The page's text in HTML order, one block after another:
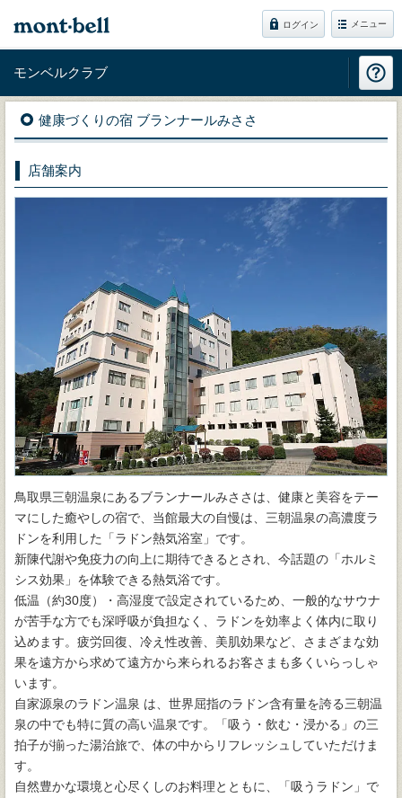
ログイン メニュー
モンベルクラブ
健康づくりの宿 ブランナールみささ
店舗案内
鳥取県三朝温泉にあるブランナールみささは、健康と美容をテー
マにした癒やしの宿で、当館最大の自慢は、三朝温泉の高濃度ラ
ドンを利用した「ラドン熱気浴室」です。
新陳代謝や免疫力の向上に期待できるとされ、今話題の「ホルミ
シス効果」を体験できる熱気浴です。
低温（約30度）・高湿度で設定されているため、一般的なサウナ
が苦手な方でも深呼吸が負担なく、ラドンを効率よく体内に取り
込めます。疲労回復、冷え性改善、美肌効果など、さまざまな効
果を遠方から求めて遠方から来られるお客さまも多くいらっしゃ
います。
自家源泉のラドン温泉 は、世界屈指のラドン含有量を誇る三朝温
泉の中でも特に質の高い温泉です。「吸う・飲む・浸かる」の三
拍子が揃った湯治旅で、体の中からリフレッシュしていただけま
す。
自然豊かな環境と心尽くしのお料理とともに、「吸うラドン」で